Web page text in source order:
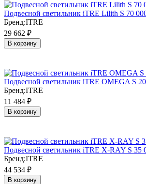
Подвесной светильник iTRE Lilith S 70
Бренд:ITRE
29 662 ₽
В корзину
Подвесной светильник iTRE OMEGA S
Бренд:ITRE
11 484 ₽
В корзину
Подвесной светильник iTRE X-RAY S 35
Бренд:ITRE
44 534 ₽
В корзину